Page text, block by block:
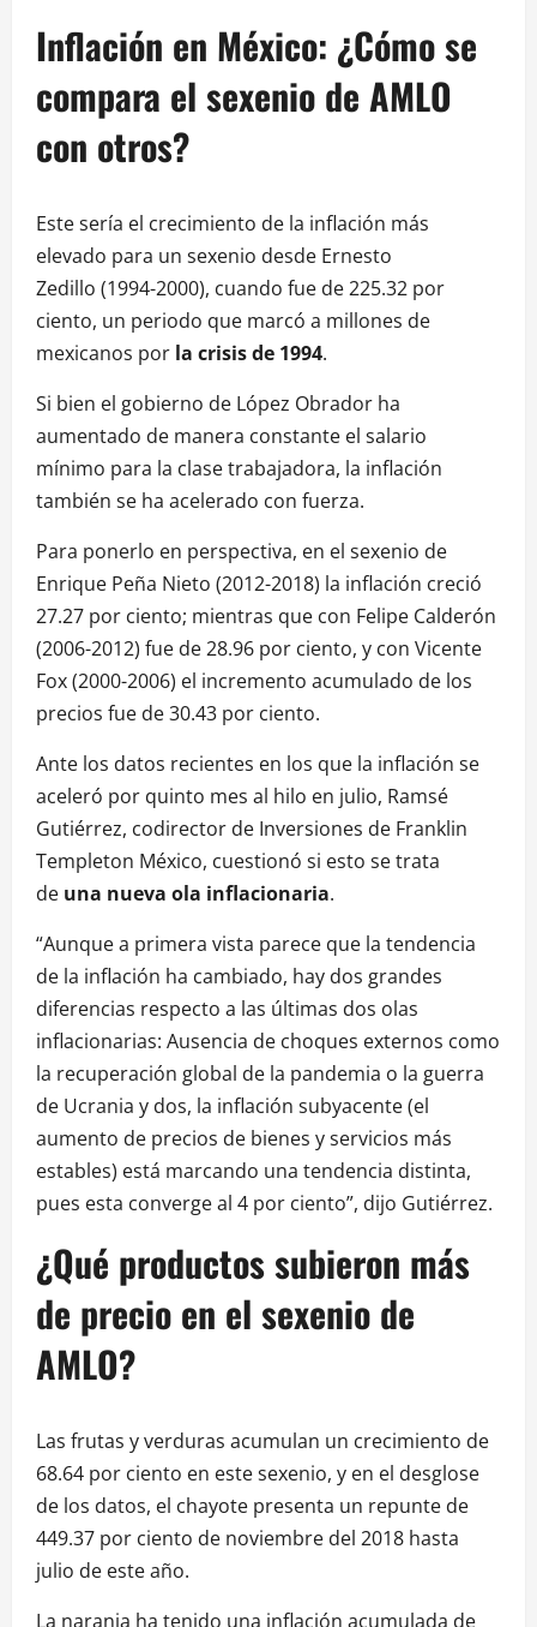
Inflación en México: ¿Cómo se
compara el sexenio de AMLO
con otros?
Este sería el crecimiento de la inflación más
elevado para un sexenio desde Ernesto
Zedillo (1994-2000), cuando fue de 225.32 por
ciento, un periodo que marcó a millones de
mexicanos por la crisis de 1994.
Si bien el gobierno de López Obrador ha
aumentado de manera constante el salario
mínimo para la clase trabajadora, la inflación
también se ha acelerado con fuerza.
Para ponerlo en perspectiva, en el sexenio de
Enrique Peña Nieto (2012-2018) la inflación creció
27.27 por ciento; mientras que con Felipe Calderón
(2006-2012) fue de 28.96 por ciento, y con Vicente
Fox (2000-2006) el incremento acumulado de los
precios fue de 30.43 por ciento.
Ante los datos recientes en los que la inflación se
aceleró por quinto mes al hilo en julio, Ramsé
Gutiérrez, codirector de Inversiones de Franklin
Templeton México, cuestionó si esto se trata
de una nueva ola inflacionaria.
“Aunque a primera vista parece que la tendencia
de la inflación ha cambiado, hay dos grandes
diferencias respecto a las últimas dos olas
inflacionarias: Ausencia de choques externos como
la recuperación global de la pandemia o la guerra
de Ucrania y dos, la inflación subyacente (el
aumento de precios de bienes y servicios más
estables) está marcando una tendencia distinta,
pues esta converge al 4 por ciento”, dijo Gutiérrez.
¿Qué productos subieron más
de precio en el sexenio de
AMLO?
Las frutas y verduras acumulan un crecimiento de
68.64 por ciento en este sexenio, y en el desglose
de los datos, el chayote presenta un repunte de
449.37 por ciento de noviembre del 2018 hasta
julio de este año.
La naranja ha tenido una inflación acumulada de